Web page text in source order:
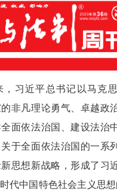
，习近平总书记以马克
非凡理论勇气、卓越政
面依法治国、建设法治
于全面依法治国的一系
思想新战略，形成了习
代中国特色社会主义思想